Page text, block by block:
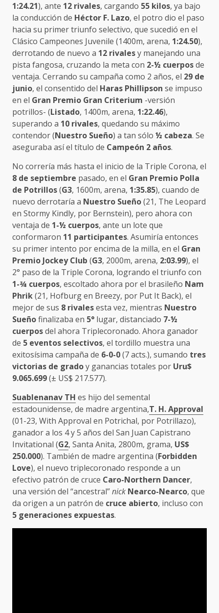
1:24.21), ante 12 rivales, cargando 55 kilos, ya bajo
la conducción de Héctor F. Lazo, el potro dio el paso
hacia su primer triunfo selectivo, que sucedió en el
Clásico Campeones Juvenile (1400m, arena, 1:24.50),
derrotando de nuevo a 12 rivalesy manejando una
pista fangosa, cruzando la meta con 2-½ cuerposde
ventaja. Cerrando su campaña como 2 años, el 29 de
junio, el consentido del Haras Phillipson se impuso
en el Gran Premio Gran Criterium -versión
potrillos- (Listado, 1400m, arena, 1:22.46),
superando a 10 rivales, quedando su máximo
contendor (Nuestro Sueño) a tan sólo ½ cabeza. Se
aseguraba así el título de Campeón 2 años.
No correría más hasta el inicio de la Triple Corona, el
8 de septiembre pasado, en el Gran Premio Polla
de Potrillos(G3, 1600m, arena, 1:35.85), cuando de
nuevo derrotaría a Nuestro Sueño(21, The Leopard
en Stormy Kindly, por Bernstein), pero ahora con
ventaja de 1-½ cuerpos, ante un lote que
conformaron 11 participantes. Asumiría entonces
su primer intento por encima de la milla, en el Gran
Premio Jockey Club (G3, 2000m, arena, 2:03.99), el
2° paso de la Triple Corona, logrando el triunfo con
1-¾ cuerpos, escoltado ahora por el brasileño Nam
Phrik(21, Hofburg en Breezy, por Put It Back), el
mejor de sus 8 rivalesesta vez, mientras Nuestro
Sueñofinalizaba en 5° lugar, distanciado 7-½
cuerposdel ahora Triplecoronado. Ahora ganador
de 5 eventos selectivos, el tordillo muestra una
exitosísima campaña de 6-0-0(7 acts.), sumando tres
victorias de gradoy ganancias totales por Uru$
9.065.699(± US$ 217.577).
Suablenanav TH es hijo del semental
estadounidense, de madre argentina,T. H. Approval
(01-23, With Approval en Potrichal, por Potrillazo),
ganador a los 4 y 5 años del San Juan Capistrano
Invitational (G2, Santa Anita, 2800m, grama, US$
250.000). También de madre argentina (Forbidden
Love), el nuevo triplecoronado responde a un
efectivo patrón de cruce Caro-Northern Dancer,
una versión del “ancestral”nick Nearco-Nearco, que
da origen a un patrón de cruce abierto, incluso con
5 generaciones expuestas.